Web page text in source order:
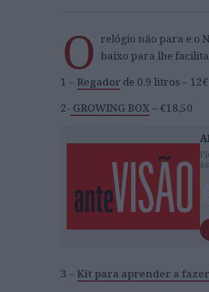
O relógio não para e o
baixo para lhe
1 –Regador de 0.9 litros – 12€
2- GROWING BOX– €18,50
3 –Kit para aprender a